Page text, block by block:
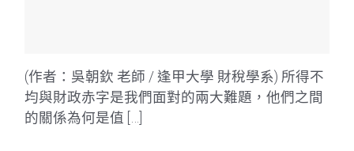
(作者：吳朝欽 老師 / 逢甲大學 財稅學系) 所得不
均與財政赤字是我們面對的兩大難題，他們之間
的關係為何是值 […]